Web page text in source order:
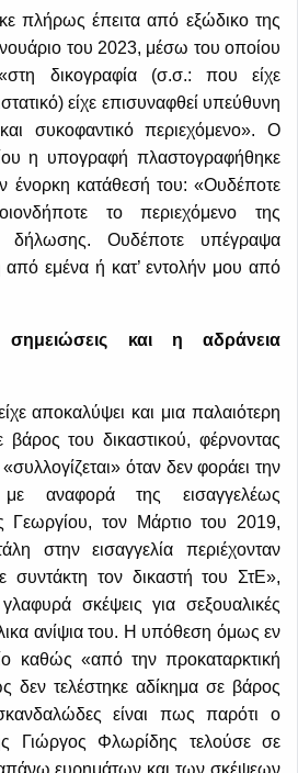
πλήρως έπειτα από εξώδικο της
του 2023, μέσω του οποίου
δικογραφία (σ.σ.: που είχε
είχε επισυναφθεί υπεύθυνη
συκοφαντικό περιεχόμενο». Ο
η υπογραφή πλαστογραφήθηκε
ένορκη κατάθεσή του: «Ουδέποτε
το περιεχόμενο της
δήλωσης. Ουδέποτε υπέγραψα
από εμένα ή κατ’ εντολήν μου από
σημειώσεις και η αδράνεια
αποκαλύψει και μια παλαιότερη
βάρος του δικαστικού, φέρνοντας
όταν δεν φοράει την
αναφορά της εισαγγελέως
Γεωργίου, τον Μάρτιο του 2019,
στην εισαγγελία περιέχονταν
συντάκτη τον δικαστή του ΣτΕ»,
σκέψεις για σεξουαλικές
ανίψια του. Η υπόθεση όμως εν
καθώς «από την προκαταρκτική
δεν τελέστηκε αδίκημα σε βάρος
είναι πως παρότι ο
Γιώργος Φλωρίδης τελούσε σε